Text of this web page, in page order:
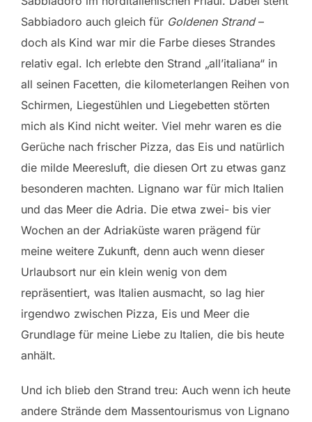
Sabbiadoro auch gleich für Goldenen Strand–
doch als Kind war mir die Farbe dieses Strandes
relativ egal. Ich erlebte den Strand „all’italiana“ in
all seinen Facetten, die kilometerlangen Reihen von
Schirmen, Liegestühlen und Liegebetten störten
mich als Kind nicht weiter. Viel mehr waren es die
Gerüche nach frischer Pizza, das Eis und natürlich
die milde Meeresluft, die diesen Ort zu etwas ganz
besonderen machten. Lignano war für mich Italien
und das Meer die Adria. Die etwa zwei- bis vier
Wochen an der Adriaküste waren prägend für
meine weitere Zukunft, denn auch wenn dieser
Urlaubsort nur ein klein wenig von dem
repräsentiert, was Italien ausmacht, so lag hier
irgendwo zwischen Pizza, Eis und Meer die
Grundlage für meine Liebe zu Italien, die bis heute
anhält.
Und ich blieb den Strand treu: Auch wenn ich heute
andere Strände dem Massentourismus von Lignano